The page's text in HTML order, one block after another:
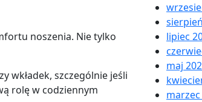
noszenia. Nie tylko
wkładek, szczególnie jeśli
rolę w codziennym
lipiec
maj